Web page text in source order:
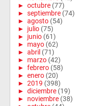
► octubre (77)
► septiembre (74)
► agosto (54)
► julio (75)
► junio (61)
► mayo (62)
► abril (71)
► marzo (42)
► febrero (58)
► enero (20)
► 2019 (398)
► diciembre (19)
► noviembre (38)